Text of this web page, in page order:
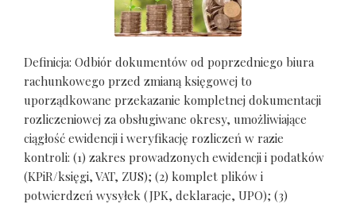
Definicja: Odbiór dokumentów od poprzedniego biura
rachunkowego przed zmianą księgowej to
uporządkowane przekazanie kompletnej dokumentacji
rozliczeniowej za obsługiwane okresy, umożliwiające
ciągłość ewidencji i weryfikację rozliczeń w razie
kontroli: (1) zakres prowadzonych ewidencji i podatków
(KPiR/księgi, VAT, ZUS); (2) komplet plików i
potwierdzeń wysyłek (JPK, deklaracje, UPO); (3)